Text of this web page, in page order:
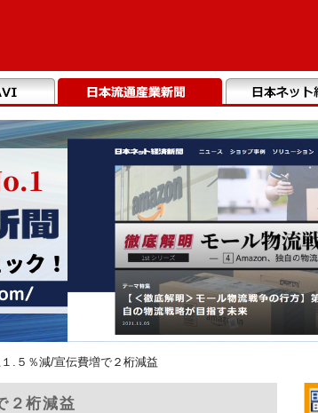
.５％減/宣伝費増で２桁減益
２桁減益